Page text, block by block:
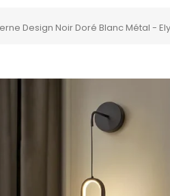
Design Noir Doré Blanc Métal -